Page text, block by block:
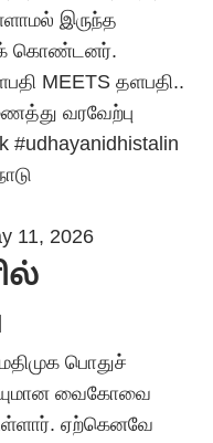
இருந்த
கொண்டனர்.
MEETS தளபதி..
வரவேற்பு
#udhayanidhistalin
11, 2026
பொதுச்
வைகோவை
ஏற்கெனவே